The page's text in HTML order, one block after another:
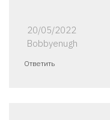
20/05/2022
Bobbyenugh
Ответить